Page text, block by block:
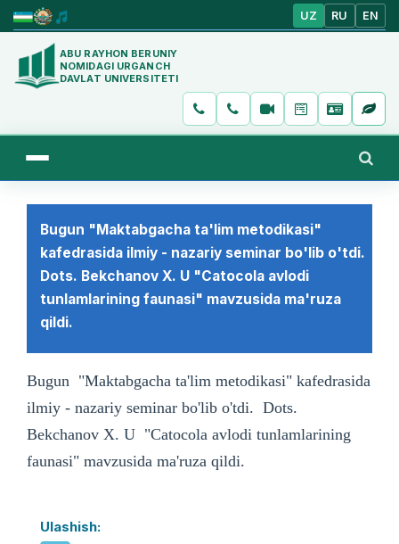
UZ RU EN
ABU RAYHON BERUNIY
NOMIDAGI URGANCH
DAVLAT UNIVERSITETI
Bugun "Maktabgacha ta'lim metodikasi"
kafedrasida ilmiy - nazariy seminar bo'lib o'tdi.
Dots. Bekchanov X. U "Catocola avlodi
tunlamlarining faunasi" mavzusida ma'ruza
qildi.
Bugun "Maktabgacha ta'lim metodikasi" kafedrasida
ilmiy - nazariy seminar bo'lib o'tdi. Dots.
Bekchanov X. U "Catocola avlodi tunlamlarining
faunasi" mavzusida ma'ruza qildi.
Ulashish: